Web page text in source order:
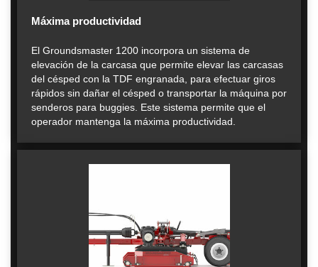
Máxima productividad
El Groundsmaster 1200 incorpora un sistema de
elevación de la carcasa que permite elevar las carcasas
del césped con la TDF engranada, para efectuar giros
rápidos sin dañar el césped o transportar la máquina por
senderos para buggies. Este sistema permite que el
operador mantenga la máxima productividad.